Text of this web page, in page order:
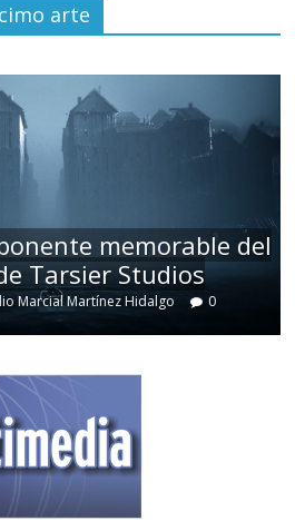
arte
memorable del
Tarsier Studios
Marcial Martínez Hidalgo 0